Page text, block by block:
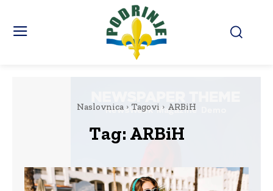
Naslovnica Tagovi ARBiH
Tag: ARBiH